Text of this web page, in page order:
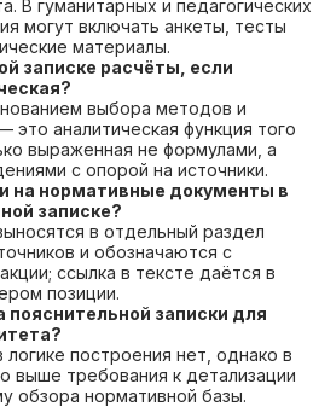
В гуманитарных и педагогических
могут включать анкеты, тесты
материалы.
записке расчёты, если
выбора методов и
аналитическая функция того
выраженная не формулами, а
с опорой на источники.
на нормативные документы в
записке?
в отдельный раздел
и обозначаются с
ссылка в тексте даётся в
позиции.
пояснительной записки для
построения нет, однако в
выше требования к детализации
обзора нормативной базы.